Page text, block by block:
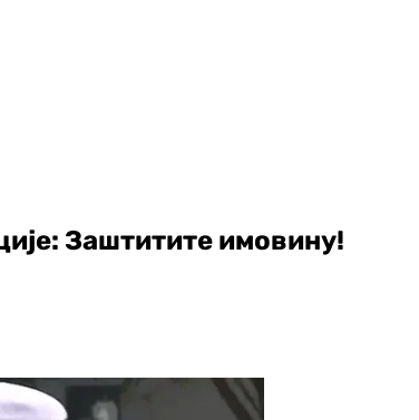
Заштитите имовину!